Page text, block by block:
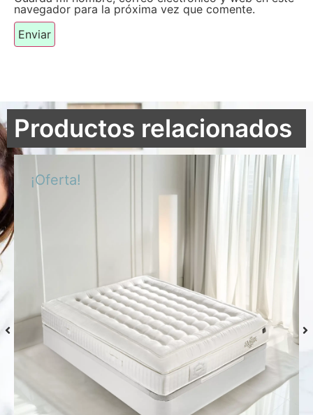
navegador para la próxima vez que comente.
Productos relacionados
¡Oferta!
Colchón S-Grafeno Hannes
Desde 769,00 €